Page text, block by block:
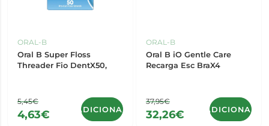
ORAL-B
Oral B Super Floss
Threader Fio DentX50,
5,45€
4,63€ ADICIONAR
ORAL-B
Oral B iO Gentle Care
Recarga Esc BraX4
37,95€
32,26€ ADICIONAR